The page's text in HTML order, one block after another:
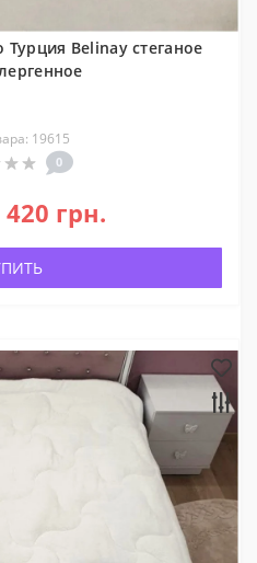
Belinay стеганое
19615
0
420 грн.